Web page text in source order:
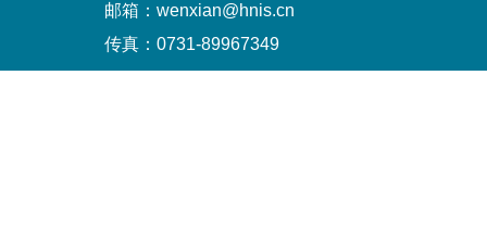
邮箱：wenxian@hnis.cn
传真：0731-89967349